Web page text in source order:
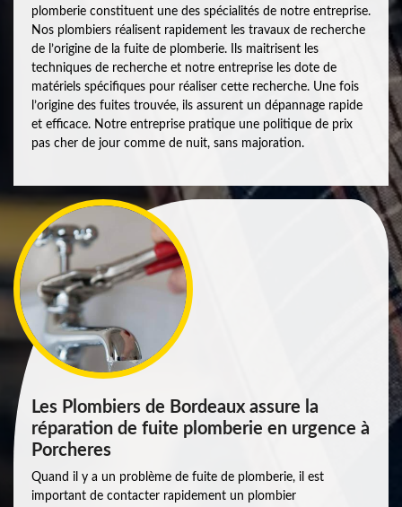
plomberie constituent une des spécialités de notre entreprise.
Nos plombiers réalisent rapidement les travaux de recherche
de l’origine de la fuite de plomberie. Ils maitrisent les
techniques de recherche et notre entreprise les dote de
matériels spécifiques pour réaliser cette recherche. Une fois
l’origine des fuites trouvée, ils assurent un dépannage rapide
et efficace. Notre entreprise pratique une politique de prix
pas cher de jour comme de nuit, sans majoration.
Les Plombiers de Bordeaux assure la
réparation de fuite plomberie en urgence à
Porcheres
Quand il y a un problème de fuite de plomberie, il est
important de contacter rapidement un plombier